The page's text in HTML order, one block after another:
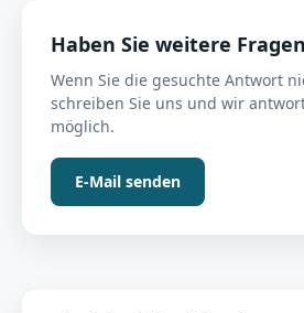
Haben Sie weitere
Wenn Sie die gesuchte Antwort
schreiben Sie uns und wir
möglich.
E-Mail senden